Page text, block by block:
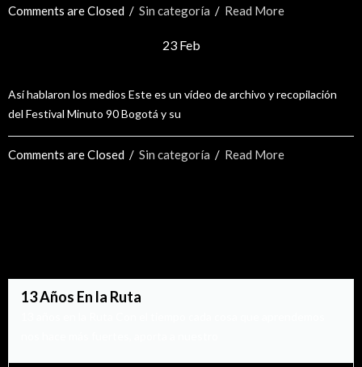
Comments are Closed
  /
Sin categoría
  /
Read More
23 Feb
Así hablaron los medios Este es un vídeo de archivo y recopilación
del Festival Minuto 90 Bogotá y su
Comments are Closed
  /
Sin categoría
  /
Read More
08
13 Años En la Ruta